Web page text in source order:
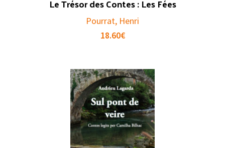
Le Trésor des Contes : Les Fées
Pourrat, Henri
18.60€